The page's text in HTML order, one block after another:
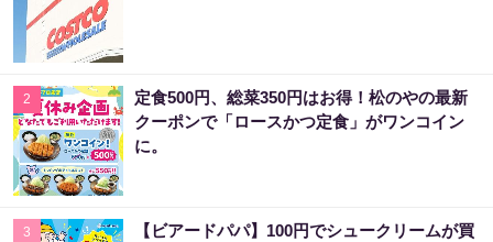
2
定食500円、総菜350円はお得！松のやの最新
クーポンで「ロースかつ定食」がワンコイン
に。
3
【ビアードパパ】100円でシュークリームが買